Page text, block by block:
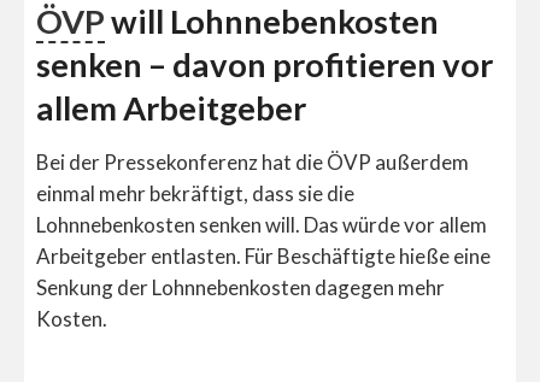
ÖVPwill Lohnnebenkosten
senken – davon profitieren vor
allem Arbeitgeber
Bei der Pressekonferenz hat die ÖVP außerdem
einmal mehr bekräftigt, dass sie die
Lohnnebenkosten senken will. Das würde vor allem
Arbeitgeber entlasten. Für Beschäftigte hieße eine
Senkung der Lohnnebenkosten dagegen mehr
Kosten.